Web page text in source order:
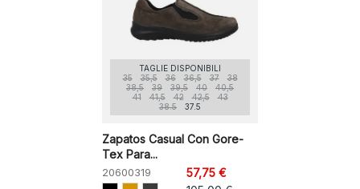
TAGLIE DISPONIBILI
35
35,5 36 36,5 37
38
38,5
39 39,5 40
40,5
41
41,5 42 42,5
43
38.5
37.5
Zapatos Casual Con Gore-
Tex Para...
20600319
57,75 €